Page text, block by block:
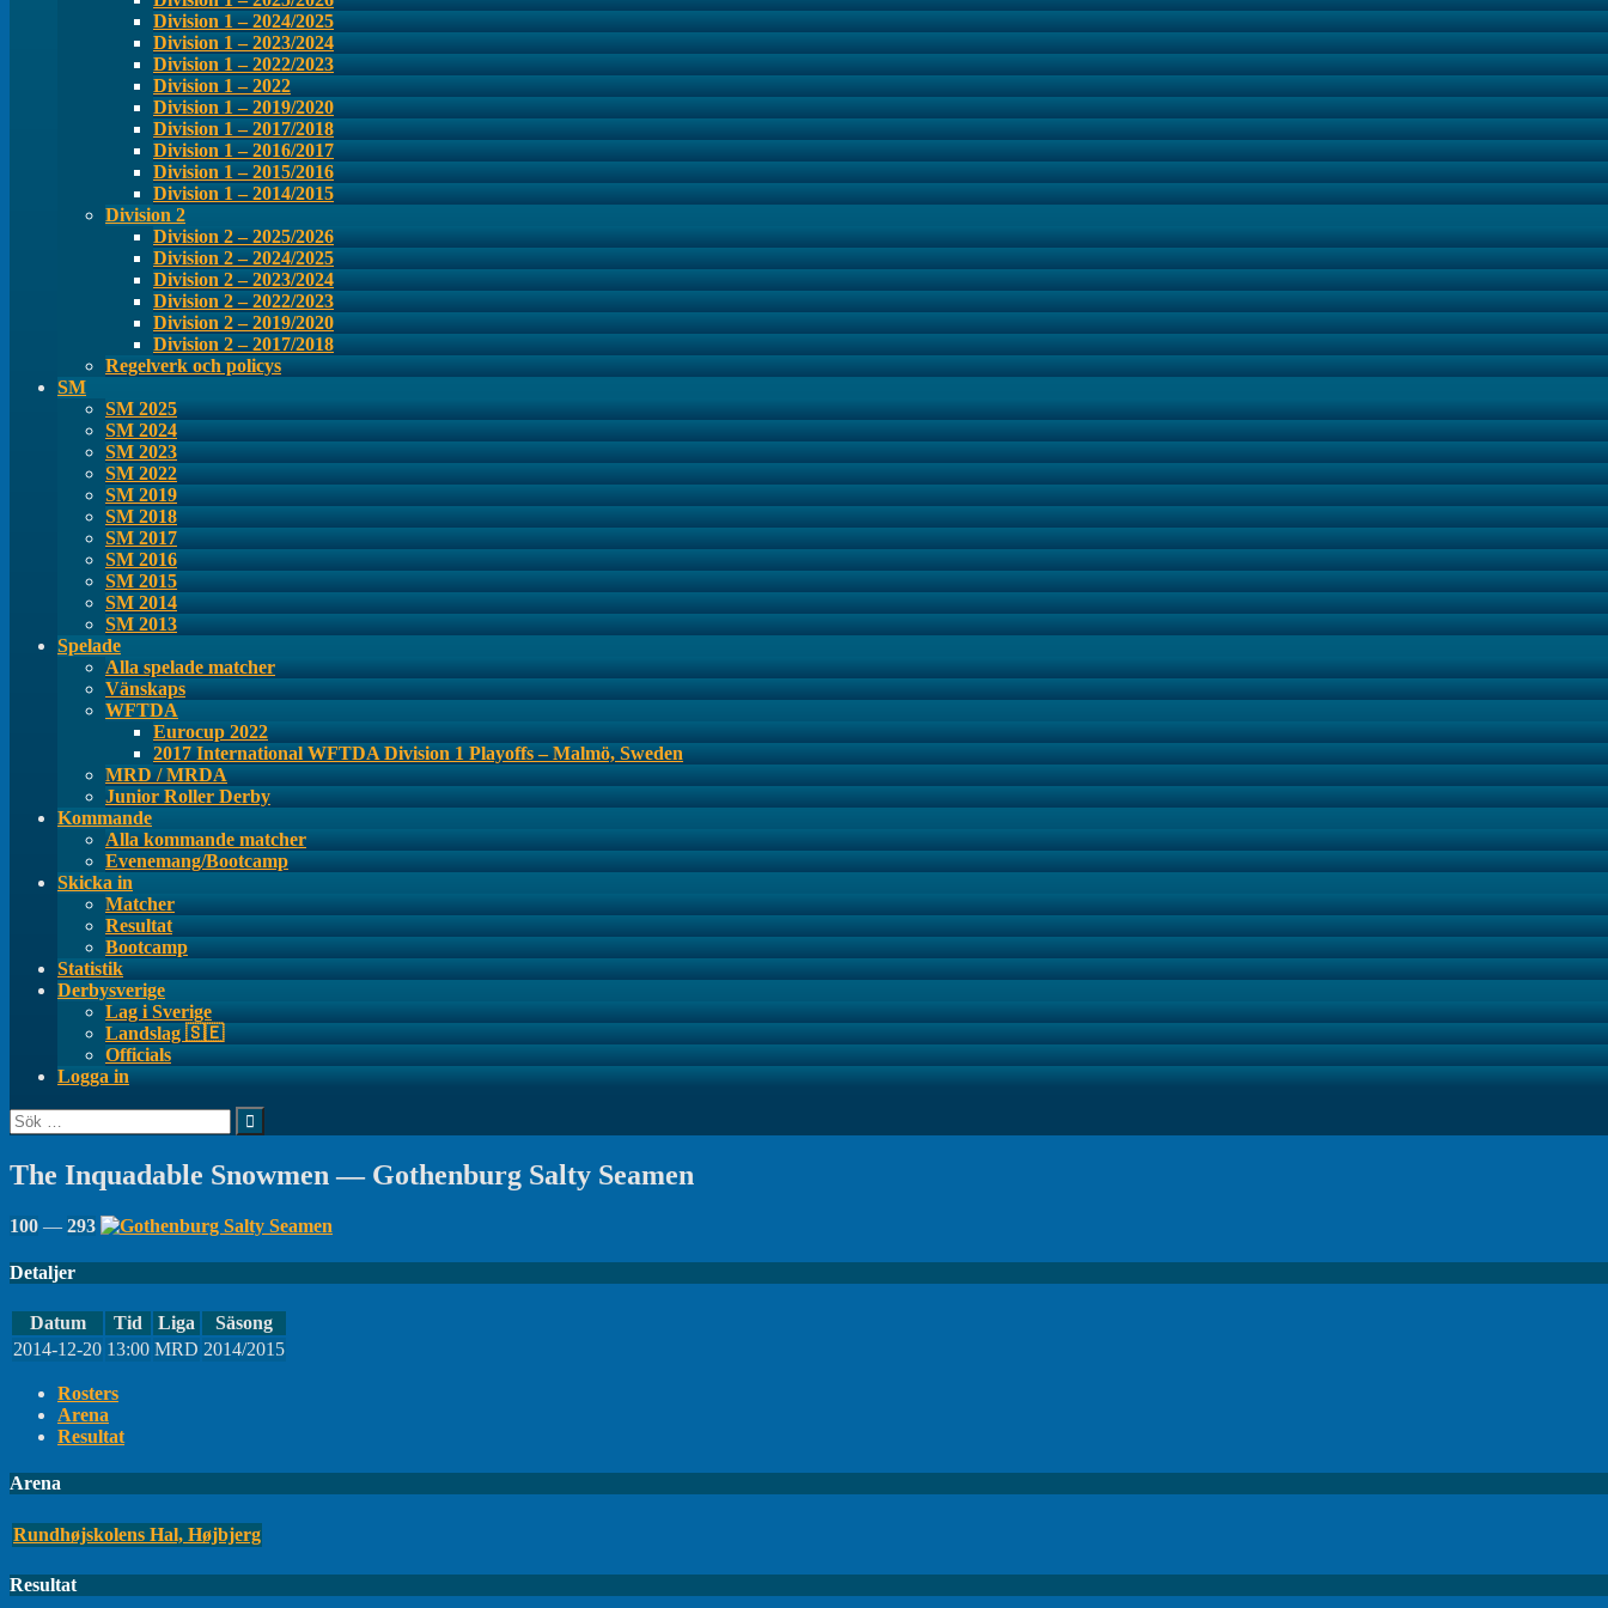
Division 1 – 2024/2025
Division 1 – 2023/2024
Division 1 – 2022/2023
Division 1 – 2022
Division 1 – 2019/2020
Division 1 – 2017/2018
Division 1 – 2016/2017
Division 1 – 2015/2016
Division 1 – 2014/2015
Division 2
Division 2 – 2025/2026
Division 2 – 2024/2025
Division 2 – 2023/2024
Division 2 – 2022/2023
Division 2 – 2019/2020
Division 2 – 2017/2018
Regelverk och policys
SM
SM 2025
SM 2024
SM 2023
SM 2022
SM 2019
SM 2018
SM 2017
SM 2016
SM 2015
SM 2014
SM 2013
Spelade
Alla spelade matcher
Vänskaps
WFTDA
Eurocup 2022
2017 International WFTDA Division 1 Playoffs – Malmö, Sweden
MRD / MRDA
Junior Roller Derby
Kommande
Alla kommande matcher
Evenemang/Bootcamp
Skicka in
Matcher
Resultat
Bootcamp
Statistik
Derbysverige
Lag i Sverige
Landslag 🇸🇪
Officials
Logga in
Sök
efter:
The Inquadable Snowmen — Gothenburg Salty Seamen
100 — 293
Detaljer
Datum Tid Liga
Säsong
2014-12-20 13:00 MRD 2014/2015
Rosters
Arena
Resultat
Arena
Rundhøjskolens Hal, Højbjerg
Resultat